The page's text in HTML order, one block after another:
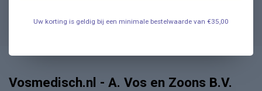
Vosmedisch.nl - A. Vos en Zoons B.V.
Uw korting is geldig bij een minimale bestelwaarde van €35,00